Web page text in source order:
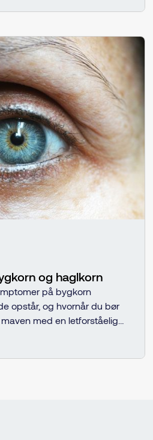
og haglkorn
på bygkorn
opstår, og hvornår du bør
med en letforståelig
ømhed og